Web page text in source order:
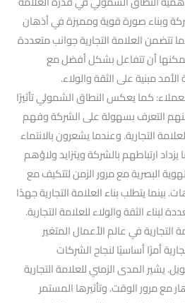
وبناء صورة قوية ومميزة في أذهان
تتضمن العلامة التجارية جوانب متعددة
يمكنها أن تتفاعل بشكل أفضل مع
الأمد مبنية على الثقة والولاء.
كما يعكس النطاق الشمولي تأثيرًا
التعرف بسهولة على الشركة وفهم
التجارية. وعندما يشعرون بالانتماء
ارتباطهم بالشركة ويتزايد ولاؤهم
البصرية مع مرور الزمن لتتكيف مع
بينما يتطلب بناء العلامة التجارية جهدًا
لبناء الثقة والولاء للعلامة التجارية.
التجارية في عالم الأعمال المتغير
أمرًا أساسيًا لنجاح الشركات
يشير المدى الزمني للعلامة التجارية
مع مرور الوقت. وتأثيرها المستمر